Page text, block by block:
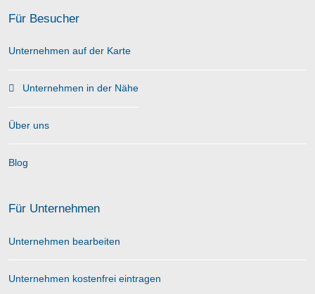
Für Besucher
Unternehmen auf der Karte
Unternehmen in der Nähe
Über uns
Blog
Für Unternehmen
Unternehmen bearbeiten
Unternehmen kostenfrei eintragen